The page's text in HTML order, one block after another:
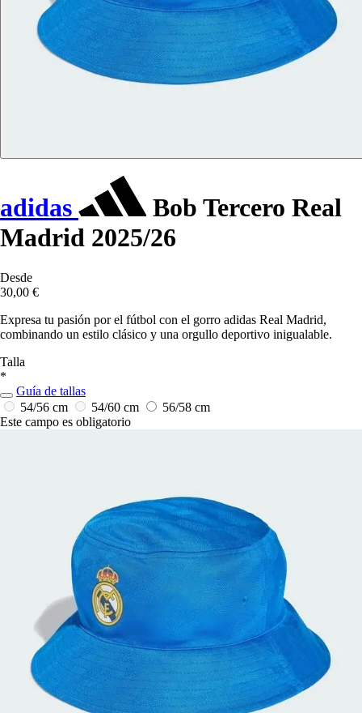
adidas
Bob Tercero Real
Madrid 2025/26
Desde
30,00 €
Expresa tu pasión por el fútbol con el gorro adidas Real Madrid,
combinando un estilo clásico y una orgullo deportivo inigualable.
Talla
*
Guía de tallas
54/56 cm
54/60 cm
56/58 cm
Este campo es obligatorio